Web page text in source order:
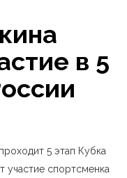
в 5
5 этап Кубка
участие спортсменка